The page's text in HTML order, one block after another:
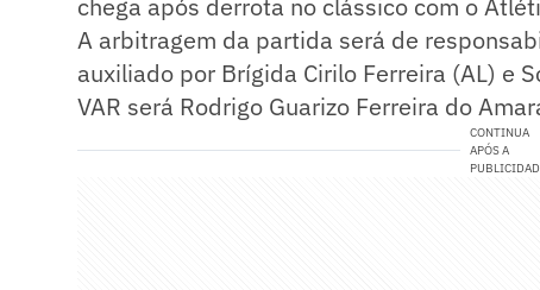
chega após derrota no clássico com o
A arbitragem da partida será de
auxiliado por Brígida Cirilo Ferreira (AL) e
VAR será Rodrigo Guarizo Ferreira do
CONTINUA
APÓS A